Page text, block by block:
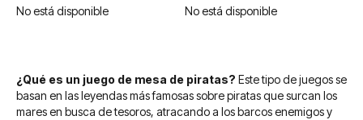
No está disponible No está disponible
¿Qué es un juego de mesa de piratas? Este tipo de juegos se
basan en las leyendas más famosas sobre piratas que surcan los
mares en busca de tesoros, atracando a los barcos enemigos y